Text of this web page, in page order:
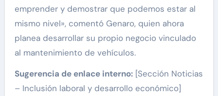
emprender y demostrar que podemos estar al
mismo nivel», comentó Genaro, quien ahora
planea desarrollar su propio negocio vinculado
al mantenimiento de vehículos.
Sugerencia de enlace interno:[Sección Noticias
– Inclusión laboral y desarrollo económico]